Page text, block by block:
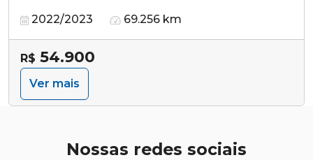
2022/2023 69.256 km
R$ 54.900
Ver mais
Nossas redes sociais